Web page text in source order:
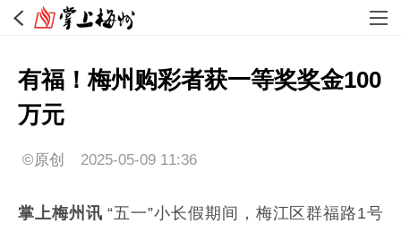
有福！梅州购彩者获一等奖奖金100
万元
©原创 2025-05-09 11:36
掌上梅州讯 “五一”小长假期间，梅江区群福路1号